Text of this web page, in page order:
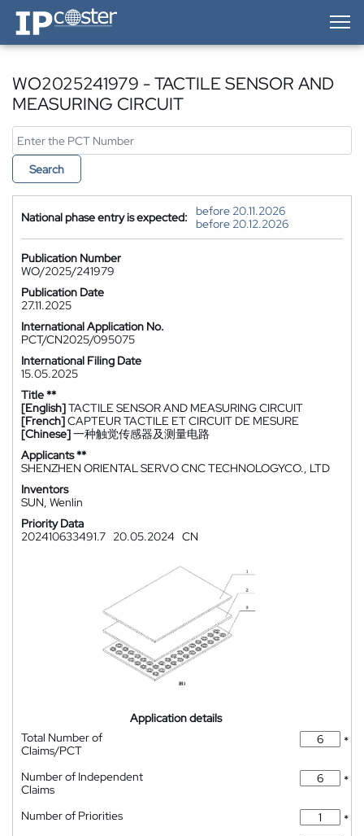
IP-Coster — Home
WO2025241979 - TACTILE SENSOR AND
MEASURING CIRCUIT
Search
National phase entry is expected:
before 20.11.2026
before 20.12.2026
Publication Number
WO/2025/241979
Publication Date
27.11.2025
International Application No.
PCT/CN2025/095075
International Filing Date
15.05.2025
Title **
[English]TACTILE SENSOR AND MEASURING CIRCUIT
[French]CAPTEUR TACTILE ET CIRCUIT DE MESURE
[Chinese]一种触觉传感器及测量电路
Applicants **
SHENZHEN ORIENTAL SERVO CNC TECHNOLOGYCO., LTD
Inventors
SUN, Wenlin
Priority Data
202410633491.7 20.05.2024 CN
Application details
Total Number of
Claims/PCT
*
Number of Independent
Claims
*
Number of Priorities
*